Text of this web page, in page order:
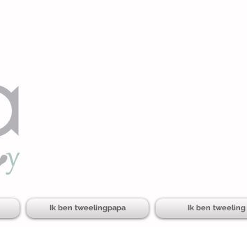
Ik ben tweelingpapa Ik ben tweeling